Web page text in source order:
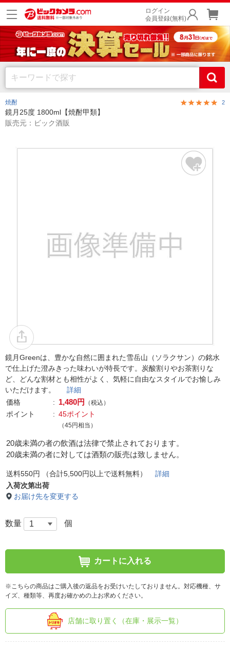
ログイン
会員登録(無料)
焼酎 2
鏡月25度 1800ml【焼酎甲類】
販売元：ビック酒販
鏡月Greenは、豊かな自然に囲まれた雪岳山（ソラクサン）の銘水
で仕上げた澄みきった味わいが特長です。炭酸割りやお茶割りな
ど、どんな割材とも相性がよく、気軽に自由なスタイルでお愉しみ
いただけます。 詳細
価格
1,480円 （税込）
ポイント 45ポイント
（45円相当）
20歳未満の者の飲酒は法律で禁止されております。
20歳未満の者に対しては酒類の販売は致しません。
送料550円 （合計5,500円以上で送料無料）
詳細
入荷次第出荷
お届け先を変更する
数量 個
カートに入れる
※こちらの商品はご購入後の返品をお受けいたしておりません。対応機種、サ
イズ、種類等、再度お確かめの上お求めください。
店舗に取り置く（在庫・展示一覧）